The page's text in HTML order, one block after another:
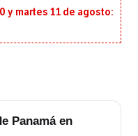
y martes 11 de agosto:
Panamá en